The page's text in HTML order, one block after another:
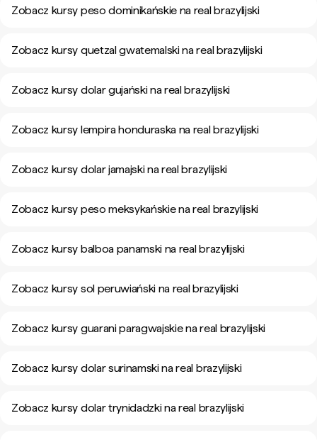
Zobacz kursy peso dominikańskie na real brazylijski
Zobacz kursy quetzal gwatemalski na real brazylijski
Zobacz kursy dolar gujański na real brazylijski
Zobacz kursy lempira honduraska na real brazylijski
Zobacz kursy dolar jamajski na real brazylijski
Zobacz kursy peso meksykańskie na real brazylijski
Zobacz kursy balboa panamski na real brazylijski
Zobacz kursy sol peruwiański na real brazylijski
Zobacz kursy guarani paragwajskie na real brazylijski
Zobacz kursy dolar surinamski na real brazylijski
Zobacz kursy dolar trynidadzki na real brazylijski